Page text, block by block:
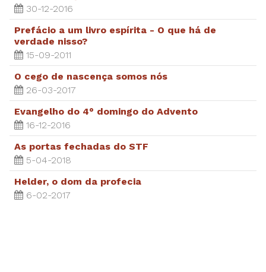
30-12-2016
Prefácio a um livro espírita - O que há de
verdade nisso?
15-09-2011
O cego de nascença somos nós
26-03-2017
Evangelho do 4° domingo do Advento
16-12-2016
As portas fechadas do STF
5-04-2018
Helder, o dom da profecia
6-02-2017